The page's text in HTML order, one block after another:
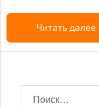
Читать далее
Искать: